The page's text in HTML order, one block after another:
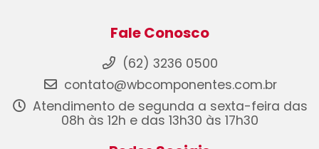
Fale Conosco
(62) 3236 0500
contato@wbcomponentes.com.br
Atendimento de segunda a sexta-feira das
08h às 12h e das 13h30 às 17h30